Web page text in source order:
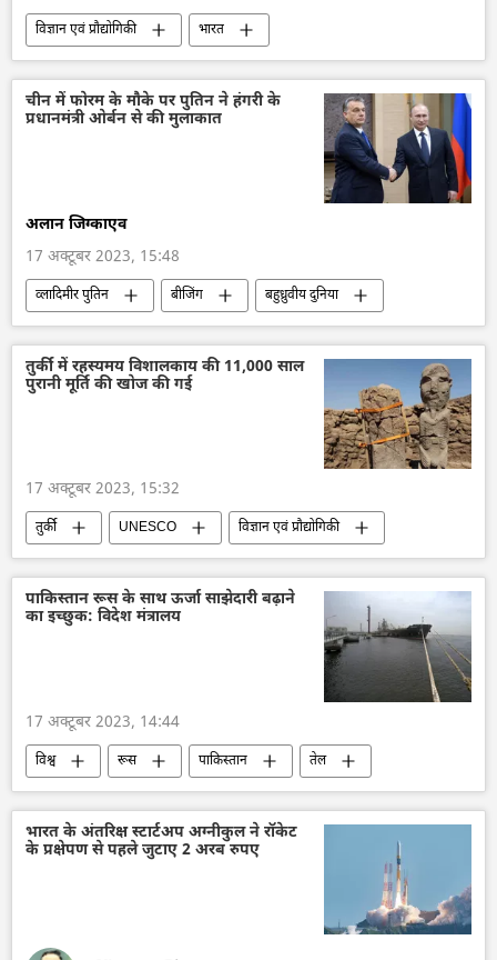
विज्ञान एवं प्रौद्योगिकी
भारत
भारत का विकास
आत्मनिर्भर भारत
इसरो
विज्ञान एवं प्रौद्योगिकी
तकनीकी विकास
अंतरिक्ष उद्योग अंतरिक्ष अनुसंधान
चीन में फोरम के मौके पर पुतिन ने हंगरी के
प्रधानमंत्री ओर्बन से की मुलाकात
अलान जिग्काएव
17 अक्टूबर 2023, 15:48
व्लादिमीर पुतिन बीजिंग
बहुध्रुवीय दुनिया
यूरोपीय संघ
यूरोप
द्विपक्षीय रिश्ते
द्विपक्षीय व्यापार
रोसाटॉम
विश्व
हंगरी
तुर्की में रहस्यमय विशालकाय की 11,000 साल
पुरानी मूर्ति की खोज की गई
17 अक्टूबर 2023, 15:32
तुर्की UNESCO
विज्ञान एवं प्रौद्योगिकी
ऑफबीट
संस्कृति संरक्षण
डेटा विज्ञान
अमेरिका
पाकिस्तान रूस के साथ ऊर्जा साझेदारी बढ़ाने
का इच्छुक: विदेश मंत्रालय
17 अक्टूबर 2023, 14:44
विश्व रूस पाकिस्तान
तेल
तेल का आयात
रूसी तेल पर मूल्य सीमा
निर्यात
ऊर्जा क्षेत्र
इस्लामाबाद
द्विपक्षीय रिश्ते
द्विपक्षीय व्यापार
भारत के अंतरिक्ष स्टार्टअप अग्नीकुल ने रॉकेट
के प्रक्षेपण से पहले जुटाए 2 अरब रुपए